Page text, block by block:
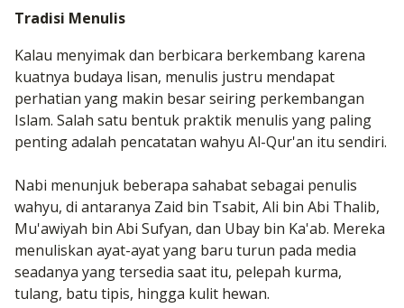
Tradisi Menulis
Kalau menyimak dan berbicara berkembang karena
kuatnya budaya lisan, menulis justru mendapat
perhatian yang makin besar seiring perkembangan
Islam. Salah satu bentuk praktik menulis yang paling
penting adalah pencatatan wahyu Al-Qur'an itu sendiri.
Nabi menunjuk beberapa sahabat sebagai penulis
wahyu, di antaranya Zaid bin Tsabit, Ali bin Abi Thalib,
Mu'awiyah bin Abi Sufyan, dan Ubay bin Ka'ab. Mereka
menuliskan ayat-ayat yang baru turun pada media
seadanya yang tersedia saat itu, pelepah kurma,
tulang, batu tipis, hingga kulit hewan.